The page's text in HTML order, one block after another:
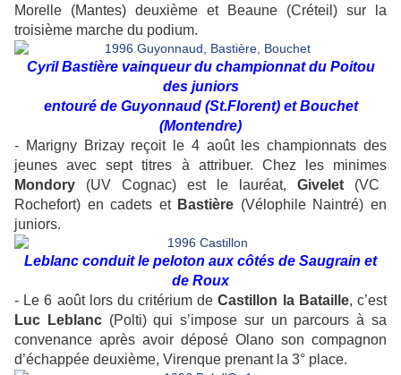
Morelle (Mantes) deuxième et Beaune (Créteil) sur la
troisième marche du podium.
Cyril Bastière vainqueur du championnat du Poitou
des juniors
entouré de Guyonnaud (St.Florent) et Bouchet
(Montendre)
- Marigny Brizay reçoit le 4 août les championnats des
jeunes avec sept titres à attribuer. Chez les minimes
Mondory (UV Cognac) est le lauréat, Givelet (VC
Rochefort) en cadets et Bastière (Vélophile Naintré) en
juniors.
Leblanc conduit le peloton aux côtés de Saugrain et
de Roux
- Le 6 août lors du critérium deCastillon la Bataille, c’est
Luc Leblanc(Polti) qui s’impose sur un parcours à sa
convenance après avoir déposé Olano son compagnon
d’échappée deuxième, Virenque prenant la 3° place.